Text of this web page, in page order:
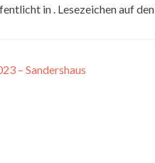
in . Lesezeichen auf den
– Sandershaus